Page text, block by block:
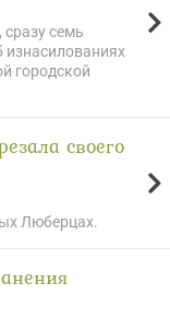
семь
изнасилованиях
городской
своего
Люберцах.